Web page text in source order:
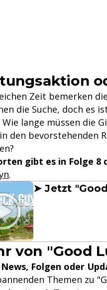
Zeit bemerken
die Suche, doch es
Wie lange müssen die
den bevorstehenden
gibt es in Folge 8
.
➤ Jetzt
von "Good
Folgen oder
Themen zu